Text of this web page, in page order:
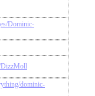
Dominic-
DizzMoll
dominic-